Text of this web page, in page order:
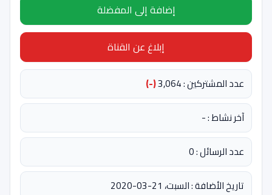
إضافة إلى المفضلة
إبلاغ عن القناة
عدد المشتركين : 3,064
(-)
آخر نشاط : -
عدد الرسائل : 0
تاريخ الأضافة : السبت، 21-03-2020